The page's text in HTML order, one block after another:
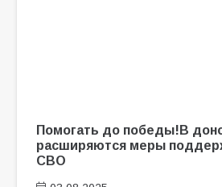
Помогать до победы!В
расширяются меры
СВО